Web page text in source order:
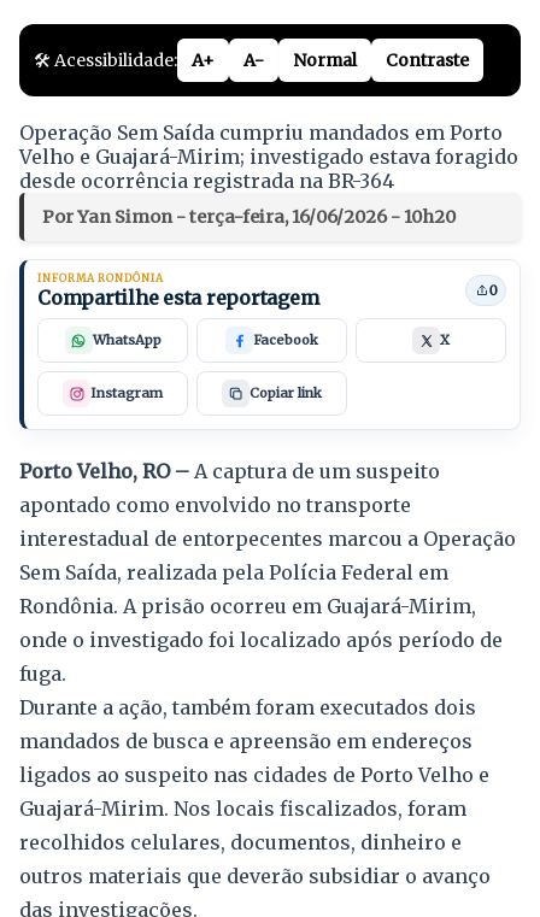
🛠️ Acessibilidade: A+ A- Normal Contraste
Operação Sem Saída cumpriu mandados em Porto
Velho e Guajará-Mirim; investigado estava foragido
desde ocorrência registrada na BR-364
Por Yan Simon - terça-feira, 16/06/2026 - 10h20
INFORMA RONDÔNIA
Compartilhe esta reportagem 0
WhatsApp Facebook X
Instagram Copiar link
Porto Velho, RO – A captura de um suspeito
apontado como envolvido no transporte
interestadual de entorpecentes marcou a Operação
Sem Saída, realizada pela Polícia Federal em
Rondônia. A prisão ocorreu em Guajará-Mirim,
onde o investigado foi localizado após período de
fuga.
Durante a ação, também foram executados dois
mandados de busca e apreensão em endereços
ligados ao suspeito nas cidades de Porto Velho e
Guajará-Mirim. Nos locais fiscalizados, foram
recolhidos celulares, documentos, dinheiro e
outros materiais que deverão subsidiar o avanço
das investigações.